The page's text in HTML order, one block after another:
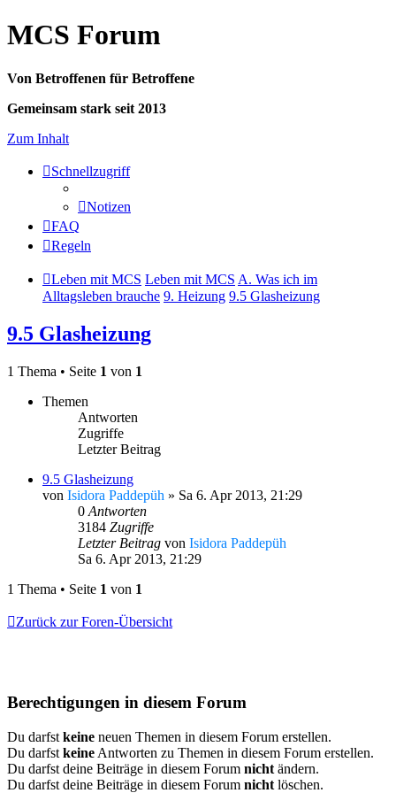
MCS Forum
Von Betroffenen für Betroffene
Gemeinsam stark seit 2013
Zum Inhalt
Schnellzugriff
Notizen
FAQ
Regeln
Leben mit MCS Leben mit MCS A. Was ich im
Alltagsleben brauche 9. Heizung 9.5 Glasheizung
9.5 Glasheizung
1 Thema • Seite 1 von 1
Themen
Antworten
Zugriffe
Letzter Beitrag
9.5 Glasheizung
von Isidora Paddepüh » Sa 6. Apr 2013, 21:29
0 Antworten
3184 Zugriffe
Letzter Beitrag von Isidora Paddepüh
Sa 6. Apr 2013, 21:29
1 Thema • Seite 1 von 1
Zurück zur Foren-Übersicht
Berechtigungen in diesem Forum
Du darfst keine neuen Themen in diesem Forum erstellen.
Du darfst keine Antworten zu Themen in diesem Forum erstellen.
Du darfst deine Beiträge in diesem Forum nicht ändern.
Du darfst deine Beiträge in diesem Forum nicht löschen.